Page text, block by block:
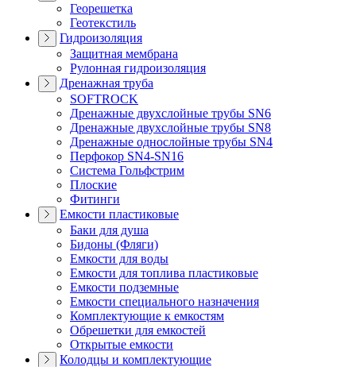
Георешетка
Геотекстиль
Гидроизоляция
Защитная мембрана
Рулонная гидроизоляция
Дренажная труба
SOFTROCK
Дренажные двухслойные трубы SN6
Дренажные двухслойные трубы SN8
Дренажные однослойные трубы SN4
Перфокор SN4-SN16
Система Гольфстрим
Плоские
Фитинги
Емкости пластиковые
Баки для душа
Бидоны (Фляги)
Емкости для воды
Емкости для топлива пластиковые
Емкости подземные
Емкости специального назначения
Комплектующие к емкостям
Обрешетки для емкостей
Открытые емкости
Колодцы и комплектующие